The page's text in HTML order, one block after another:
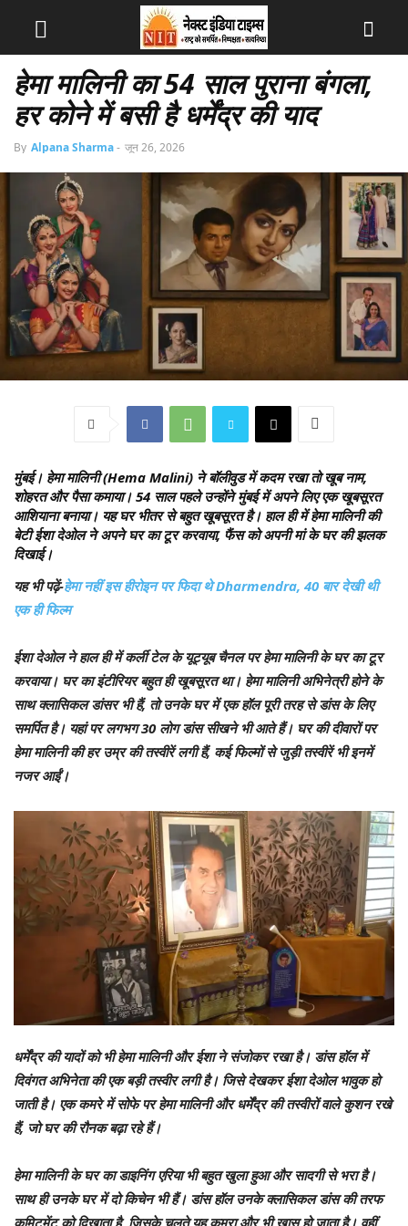
हेमा मालिनी का 54 साल पुराना बंगला,
हर कोने में बसी है धर्मेंद्र की याद
By Alpana Sharma- जून 26, 2026
मुंबई। हेमा मालिनी (Hema Malini) ने बॉलीवुड में कदम रखा तो खूब नाम,
शोहरत और पैसा कमाया। 54 साल पहले उन्होंने मुंबई में अपने लिए एक खूबसूरत
आशियाना बनाया। यह घर भीतर से बहुत खूबसूरत है। हाल ही में हेमा मालिनी की
बेटी ईशा देओल ने अपने घर का टूर करवाया, फैंस को अपनी मां के घर की झलक
दिखाई।
यह भी पढ़ें-हेमा नहीं इस हीरोइन पर फिदा थे Dharmendra, 40 बार देखी थी
एक ही फिल्म
ईशा देओल ने हाल ही में कर्ली टेल के यूट्यूब चैनल पर हेमा मालिनी के घर का टूर
करवाया। घर का इंटीरियर बहुत ही खूबसूरत था। हेमा मालिनी अभिनेत्री होने के
साथ क्लासिकल डांसर भी हैं, तो उनके घर में एक हॉल पूरी तरह से डांस के लिए
समर्पित है। यहां पर लगभग 30 लोग डांस सीखने भी आते हैं। घर की दीवारों पर
हेमा मालिनी की हर उम्र की तस्वीरें लगी हैं, कई फिल्मों से जुड़ी तस्वीरें भी इनमें
नजर आईं।
धर्मेंद्र की यादों को भी हेमा मालिनी और ईशा ने संजोकर रखा है। डांस हॉल में
दिवंगत अभिनेता की एक बड़ी तस्वीर लगी है। जिसे देखकर ईशा देओल भावुक हो
जाती है। एक कमरे में सोफे पर हेमा मालिनी और धर्मेंद्र की तस्वीरों वाले कुशन रखे
हैं, जो घर की रौनक बढ़ा रहे हैं।
हेमा मालिनी के घर का डाइनिंग एरिया भी बहुत खुला हुआ और सादगी से भरा है।
साथ ही उनके घर में दो किचेन भी हैं। डांस हॉल उनके क्लासिकल डांस की तरफ
कमिटमेंट को दिखाता है, जिसके चलते यह कमरा और भी खास हो जाता है। वहीं